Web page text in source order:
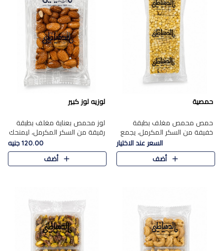
حمصية
حمص محمص مغلف بطبقة
خفيفة من السكر المكرمل، يجمع
بين القرمشة المميزة والطعم
الشرقي الأصيل في واحدة من أشهر
حلويات الموسم.
السعر عند الاختيار
أضف
لوزيه لوز كبير
لوز محمص بعناية مغلف بطبقة
رقيقة من السكر المكرمل، ليمنحك
قرمشة راقية ونكهة غنية تبرز
فخامة اللوز في كل قطعة.
120.00 جنيه
أضف